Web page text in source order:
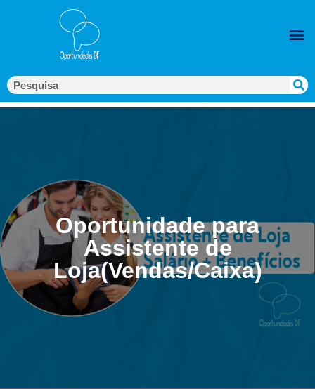
Oportunidade para
Assistente de
Loja(Vendas/Caixa)